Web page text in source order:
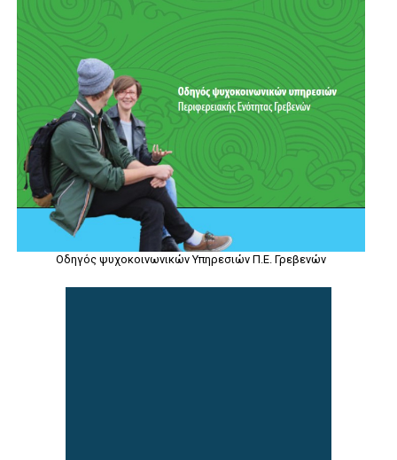
Οδηγός ψυχοκοινωνικών Υπηρεσιών Π.Ε. Γρεβενών